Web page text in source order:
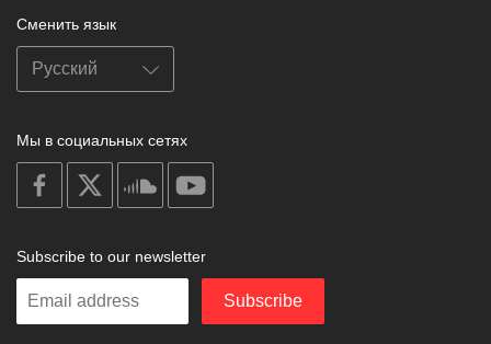
Сменить язык
Мы в социальных сетях
on
facebook
soundcloud
Subscribe to our newsletter
Enter
Subscribe